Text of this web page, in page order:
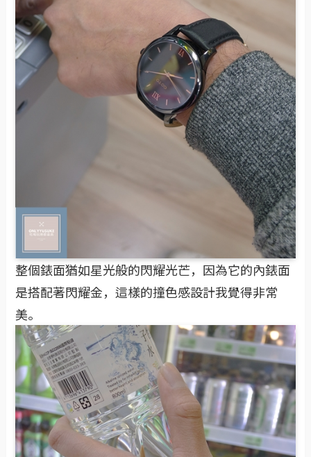
整個錶面猶如星光般的閃耀光芒，因為它的內錶面
是搭配著閃耀金，這樣的撞色感設計我覺得非常
美。